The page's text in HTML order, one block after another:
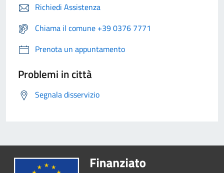
Richiedi Assistenza
Chiama il comune +39 0376 7771
Prenota un appuntamento
Problemi in città
Segnala disservizio